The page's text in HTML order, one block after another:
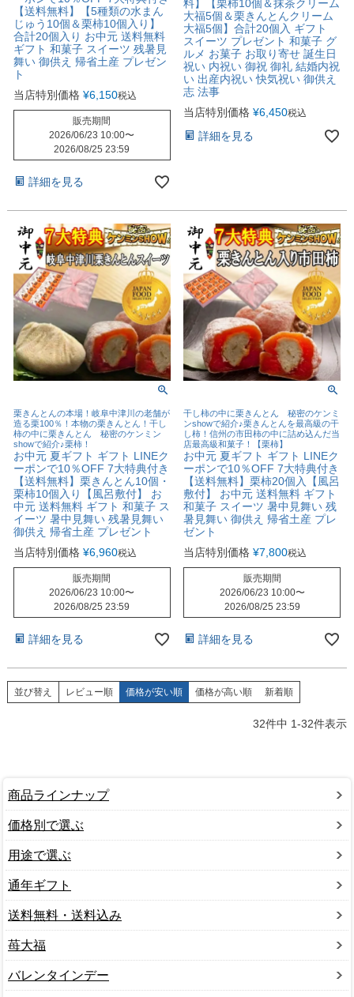
【送料無料】【5種類の水まん
じゅう10個＆栗柿10個入り】
合計20個入り お中元 送料無料
ギフト 和菓子 スイーツ 残暑見
舞い 御供え 帰省土産 プレゼン
ト
当店特別価格 ¥6,150税込
販売期間
2026/06/23 10:00〜
2026/08/25 23:59
詳細を見る
料】【栗柿10個＆抹茶クリーム
大福5個＆栗きんとんクリーム
大福5個】合計20個入 ギフト
スイーツ プレゼント 和菓子 グ
ルメ お菓子 お取り寄せ 誕生日
祝い 内祝い 御祝 御礼 結婚内祝
い 出産内祝い 快気祝い 御供え
志 法事
当店特別価格 ¥6,450税込
詳細を見る
栗きんとんの本場！岐阜中津川の老舗が
造る栗100％！本物の栗きんとん！干し
柿の中に栗きんとん 秘密のケンミン
showで紹介♪栗柿！
お中元 夏ギフト ギフト LINEク
ーポンで10％OFF 7大特典付き
【送料無料】栗きんとん10個・
栗柿10個入り【風呂敷付】 お
中元 送料無料 ギフト 和菓子 ス
イーツ 暑中見舞い 残暑見舞い
御供え 帰省土産 プレゼント
当店特別価格 ¥6,960税込
販売期間
2026/06/23 10:00〜
2026/08/25 23:59
詳細を見る
干し柿の中に栗きんとん 秘密のケンミ
ンshowで紹介♪栗きんとんを最高級の干
し柿！信州の市田柿の中に詰め込んだ当
店最高級和菓子！【栗柿】
お中元 夏ギフト ギフト LINEク
ーポンで10％OFF 7大特典付き
【送料無料】栗柿20個入【風呂
敷付】 お中元 送料無料 ギフト
和菓子 スイーツ 暑中見舞い 残
暑見舞い 御供え 帰省土産 プレ
ゼント
当店特別価格 ¥7,800税込
販売期間
2026/06/23 10:00〜
2026/08/25 23:59
詳細を見る
並び替え レビュー順 価格が安い順 価格が高い順 新着順
32件中 1-32件表示
商品ラインナップ
価格別で選ぶ
用途で選ぶ
通年ギフト
送料無料・送料込み
苺大福
バレンタインデー